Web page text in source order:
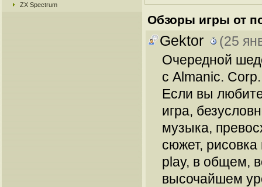
ZX Spectrum
Обзоры игры от
Gektor
(25
Очередной
с Almanic. Corp.
Если вы
игра,
музыка,
сюжет,
play, в общем,
высочайшем